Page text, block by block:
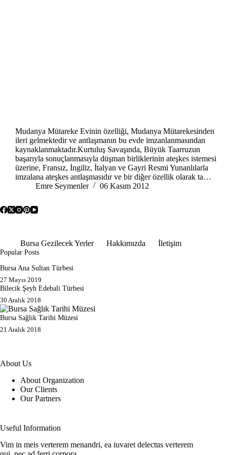
Mudanya Mütareke Evinin özelliği, Mudanya Mütarekesinden
ileri gelmektedir ve antlaşmanın bu evde imzanlanmasından
kaynaklanmaktadır.Kurtuluş Savaşında, Büyük Taarruzun
başarıyla sonuçlanmasıyla düşman birliklerinin ateşkes istemesi
üzerine, Fransız, İngiliz, İtalyan ve Gayri Resmi Yunanlılarla
imzalana ateşkes antlaşmasıdır ve bir diğer özellik olarak ta…
Emre Seymenler
06 Kasım 2012
Bursa Gezilecek Yerler Hakkımızda İletişim
Popular Posts
Bursa Ana Sultan Türbesi
27 Mayıs 2019
Bilecik Şeyh Edebali Türbesi
30 Aralık 2018
Bursa Sağlık Tarihi Müzesi
21 Aralık 2018
About Us
About Organization
Our Clients
Our Partners
Useful Information
Vim in meis verterem menandri, ea iuvaret delectus verterem